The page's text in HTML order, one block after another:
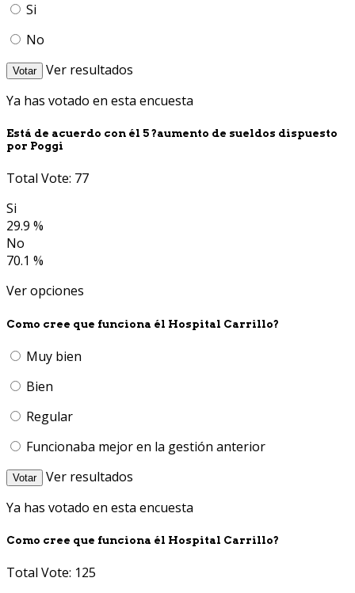
Si
No
Votar
Ver resultados
Ya has votado en esta encuesta
Está de acuerdo con él 5 ?aumento de sueldos dispuesto
por Poggi
Total Vote: 77
Si
29.9 %
No
70.1 %
Ver opciones
Como cree que funciona él Hospital Carrillo?
Muy bien
Bien
Regular
Funcionaba mejor en la gestión anterior
Votar
Ver resultados
Ya has votado en esta encuesta
Como cree que funciona él Hospital Carrillo?
Total Vote: 125